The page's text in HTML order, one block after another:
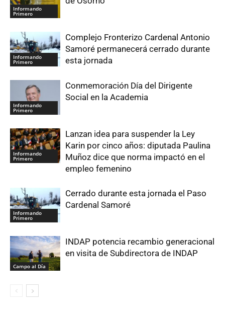
Informando
Primero
Informando
Primero
Complejo Fronterizo Cardenal Antonio
Samoré permanecerá cerrado durante
esta jornada
Informando
Primero
Conmemoración Día del Dirigente
Social en la Academia
Informando
Primero
Lanzan idea para suspender la Ley
Karin por cinco años: diputada Paulina
Muñoz dice que norma impactó en el
empleo femenino
Informando
Primero
Cerrado durante esta jornada el Paso
Cardenal Samoré
Campo al Día
INDAP potencia recambio generacional
en visita de Subdirectora de INDAP